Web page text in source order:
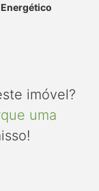
imóvel?
uma